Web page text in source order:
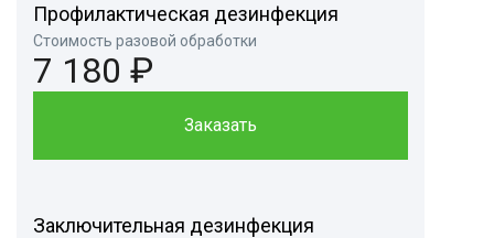
Профилактическая дезинфекция
Стоимость разовой обработки
7 180 ₽
Заказать
Заключительная дезинфекция